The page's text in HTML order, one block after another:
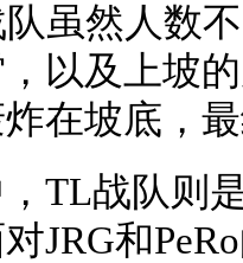
虽然人数
以及上坡
在坡底，
TL战队则
JRG和